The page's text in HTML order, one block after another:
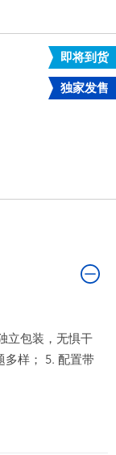
即将到货
独家发售
立包装，无惧干
多样； 5. 配置带